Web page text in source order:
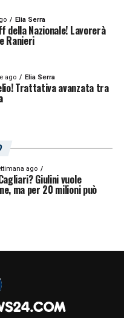
TOP NEWS
Elia Serra
della Nazionale! Lavorerà
Ranieri
ago Elia Serra
Trattativa avanzata tra
ago
Giulini vuole
ma per 20 milioni può